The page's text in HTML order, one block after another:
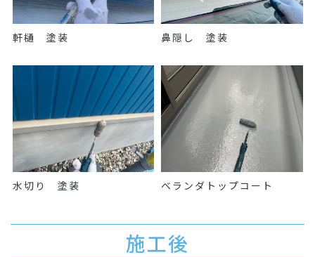
軒樋 塗装 鼻隠し 塗装
水切り 塗装 ベランダトップコート
施工後